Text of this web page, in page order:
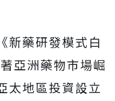
新藥研發模式白
亞洲藥物市場崛
太地區投資設立